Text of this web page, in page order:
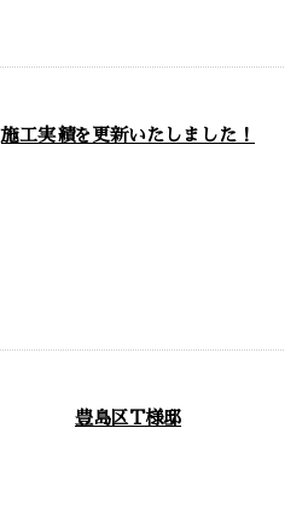
施工実績を更新いたしました！
豊島区T様邸